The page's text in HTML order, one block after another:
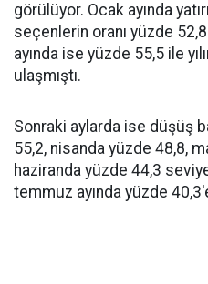
görülüyor. Ocak ayında
seçenlerin oranı yüzde
ayında ise yüzde 55,5 ile
ulaşmıştı.
Sonraki aylarda ise düşüş
55,2, nisanda yüzde 48,8,
haziranda yüzde 44,3
temmuz ayında yüzde